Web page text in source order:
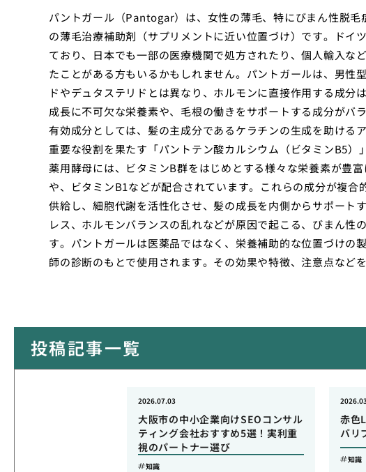
パントガール（Pantogar）は、女性の薄毛、特にびまん性脱
の薄毛治療補助剤（サプリメントに近い位置づけ）です。ドイ
ており、日本でも一部の医療機関で処方されたり、個人輸入な
たことがある方もいるかもしれません。パントガールは、男性
ドやデュタステリドとは異なり、ホルモンに直接作用する成分
成長に不可欠な栄養素や、毛根の働きをサポートする成分がバ
有効成分としては、髪の主成分であるケラチンの生成を助ける
重要な役割を果たす「パントテン酸カルシウム（ビタミンB5）
薬用酵母には、ビタミンB群をはじめとする様々な栄養素が豊
や、ビタミンB1などが配合されています。これらの成分が複
供給し、細胞代謝を活性化させ、髪の成長を内側からサポート
レス、ホルモンバランスの乱れなどが原因で起こる、びまん性
す。パントガールは医薬品ではなく、栄養補助的な位置づけの
師の診断のもとで使用されます。その効果や特徴、注意点など
投稿記事一覧
大阪市の中小企業向けSEOコンサル
ティング会社おすすめ5選！実利重
視のパートナー選び
2026.07.03
知識
赤色
バリ
知識